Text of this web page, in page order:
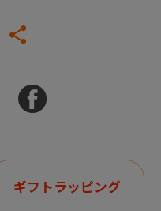
ギフトラッピング